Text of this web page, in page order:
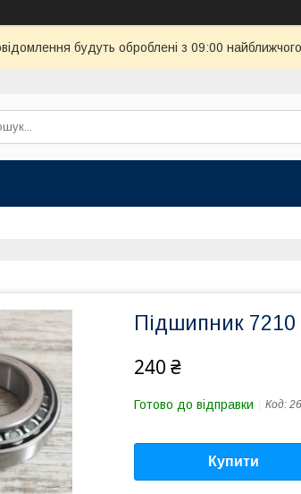
будуть оброблені з 09:00
Підшипник 7210
240 ₴
Готово до відправки Код:
Купити